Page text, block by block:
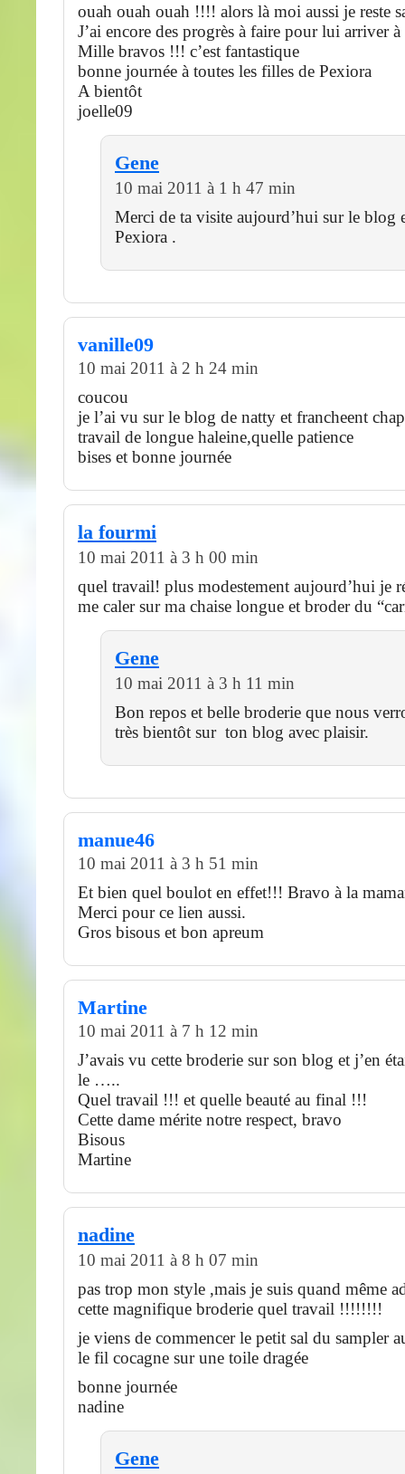
ouah ouah ouah !!!! alors là moi aussi je reste
J’ai encore des progrès à faire pour lui arriver
Mille bravos !!! c’est fantastique
bonne journée à toutes les filles de Pexiora
A bientôt
joelle09
Gene
10 mai 2011 à 1 h 47 min
Merci de ta visite aujourd’hui sur le blog
Pexiora .
vanille09
10 mai 2011 à 2 h 24 min
coucou
je l’ai vu sur le blog de natty et francheent
travail de longue haleine,quelle patience
bises et bonne journée
la fourmi
10 mai 2011 à 3 h 00 min
quel travail! plus modestement aujourd’hui je
me caler sur ma chaise longue et broder du
Gene
10 mai 2011 à 3 h 11 min
Bon repos et belle broderie que nous
très bientôt sur ton blog avec plaisir.
manue46
10 mai 2011 à 3 h 51 min
Et bien quel boulot en effet!!! Bravo à la
Merci pour ce lien aussi.
Gros bisous et bon apreum
Martine
10 mai 2011 à 7 h 12 min
J’avais vu cette broderie sur son blog et j’en
le …..
Quel travail !!! et quelle beauté au final !!!
Cette dame mérite notre respect, bravo
Bisous
Martine
nadine
10 mai 2011 à 8 h 07 min
pas trop mon style ,mais je suis quand même
cette magnifique broderie quel travail !!!!!!!!
je viens de commencer le petit sal du sampler
le fil cocagne sur une toile dragée
bonne journée
nadine
Gene